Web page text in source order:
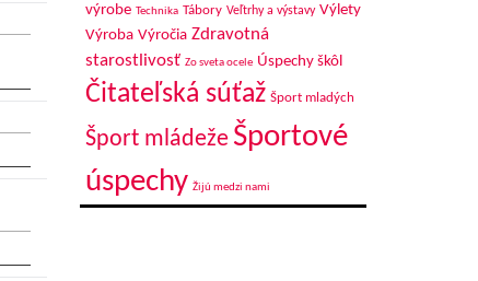
výrobe Technika Tábory Veľtrhy a výstavy Výlety
Výroba Výročia Zdravotná
starostlivosť Zo sveta ocele Úspechy škôl
Čitateľská súťaž Šport mladých
Šport mládeže Športové
úspechy Žijú medzi nami